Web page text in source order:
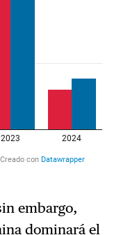
embargo,
dominará el